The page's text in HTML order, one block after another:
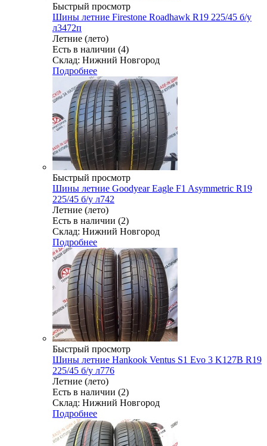
Быстрый просмотр
Шины летние Firestone Roadhawk R19 225/45 б/у
л3472п
Летние (лето)
Есть в наличии (4)
Склад: Нижний Новгород
Подробнее
Быстрый просмотр
Шины летние Goodyear Eagle F1 Asymmetric R19
225/45 б/у л742
Летние (лето)
Есть в наличии (2)
Склад: Нижний Новгород
Подробнее
Быстрый просмотр
Шины летние Hankook Ventus S1 Evo 3 K127B R19
225/45 б/у л776
Летние (лето)
Есть в наличии (2)
Склад: Нижний Новгород
Подробнее